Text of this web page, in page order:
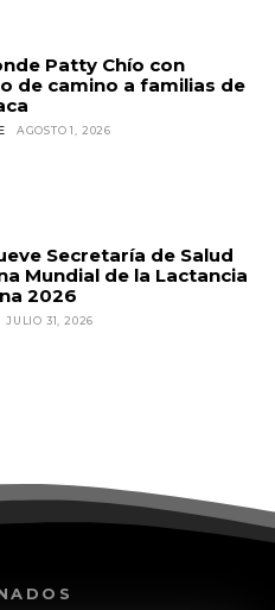
Patty Chío con
de camino a familias de
AGOSTO 1, 2026
Secretaría de Salud
Mundial de la Lactancia
2026
JULIO 31, 2026